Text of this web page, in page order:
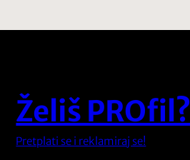
Želiš PROfil?
Pretplati se i reklamiraj se!